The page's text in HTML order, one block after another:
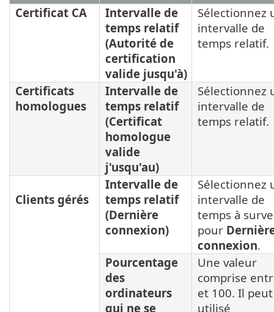
Certificat CA
Intervalle de
temps relatif
(Autorité de
certification
valide jusqu'à)
Sélectionnez
intervalle de
temps relatif.
Certificats
homologues
Intervalle de
temps relatif
(Certificat
homologue
valide
j'usqu'au)
Sélectionnez
intervalle de
temps relatif.
Clients gérés
Intervalle de
temps relatif
(Dernière
connexion)
Sélectionnez
intervalle de
temps à
pour
connexion.
Pourcentage
des
ordinateurs
qui ne se
Une valeur
comprise
et 100. Il
utilisé